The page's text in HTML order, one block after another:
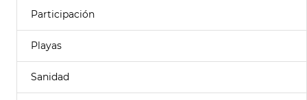
Participación
Playas
Sanidad